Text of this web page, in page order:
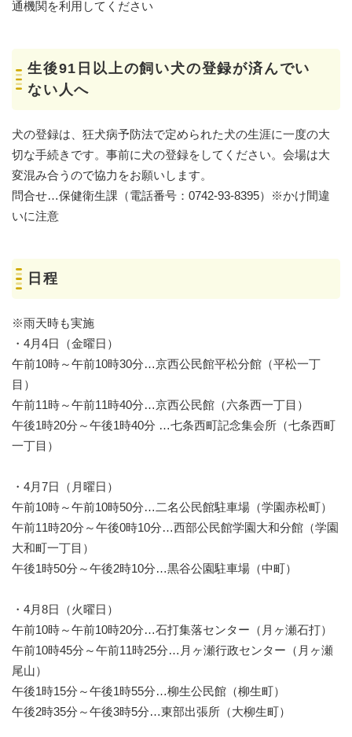
通機関を利用してください
生後91日以上の飼い犬の登録が済んでい
ない人へ
犬の登録は、狂犬病予防法で定められた犬の生涯に一度の大
切な手続きです。事前に犬の登録をしてください。会場は大
変混み合うので協力をお願いします。
問合せ…保健衛生課（電話番号：0742-93-8395）※かけ間違
いに注意
日程
※雨天時も実施
・4月4日（金曜日）
午前10時～午前10時30分…京西公民館平松分館（平松一丁
目）
午前11時～午前11時40分…京西公民館（六条西一丁目）
午後1時20分～午後1時40分 …七条西町記念集会所（七条西町
一丁目）
・4月7日（月曜日）
午前10時～午前10時50分…二名公民館駐車場（学園赤松町）
午前11時20分～午後0時10分…西部公民館学園大和分館（学園
大和町一丁目）
午後1時50分～午後2時10分…黒谷公園駐車場（中町）
・4月8日（火曜日）
午前10時～午前10時20分…石打集落センター（月ヶ瀬石打）
午前10時45分～午前11時25分…月ヶ瀬行政センター（月ヶ瀬
尾山）
午後1時15分～午後1時55分…柳生公民館（柳生町）
午後2時35分～午後3時5分…東部出張所（大柳生町）